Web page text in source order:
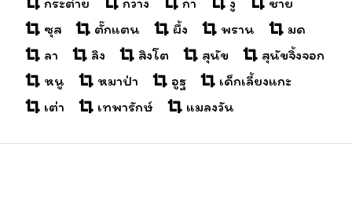
ซุส
ตั๊กแตน ผึ้ง พราน
มด
ลา
ลิง สิงโต สุนัข
สุนัขจิ้งจอก
หนู
หมาป่า อูฐ
เด็กเลี้ยงแกะ
เต่า
เทพารักษ์ แมลงวัน